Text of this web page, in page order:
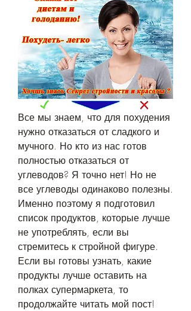
Все мы знаем, что для похудения
нужно отказаться от сладкого и
мучного. Но кто из нас готов
полностью отказаться от
углеводов? Я точно нет! Но не
все углеводы одинаково полезны.
Именно поэтому я подготовил
список продуктов, которые лучше
не употреблять, если вы
стремитесь к стройной фигуре.
Если вы готовы узнать, какие
продукты лучше оставить на
полках супермаркета, то
продолжайте читать мой пост!